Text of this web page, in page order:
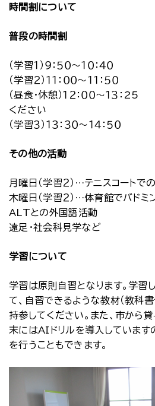
時間割について
普段の時間割
（学習１）９：５０～１０：４０
（学習２）１１：００～１１：５０
（昼食・休憩）１２：００～１３
ください
（学習３）１３：３０～１４：５０
その他の活動
月曜日（学習２）…テニスコートで
木曜日（学習２）…体育館でバドミ
ALTとの外国語活動
遠足・社会科見学など
学習について
学習は原則自習となります。学習
て、自習できるような教材（教科
持参してください。また、市から
末にはAIドリルを導入しています
を行うこともできます。